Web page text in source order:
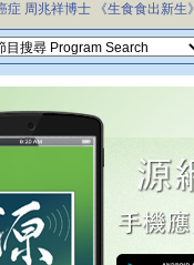
症 周兆祥博士 《生食食出新生》